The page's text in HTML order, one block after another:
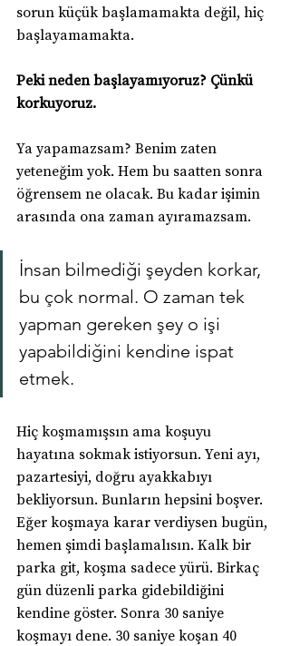
sorun küçük başlamamakta değil, hiç
başlayamamakta.
Peki neden başlayamıyoruz? Çünkü
korkuyoruz.
Ya yapamazsam? Benim zaten
yeteneğim yok. Hem bu saatten sonra
öğrensem ne olacak. Bu kadar işimin
arasında ona zaman ayıramazsam.
İnsan bilmediği şeyden korkar,
bu çok normal. O zaman tek
yapman gereken şey o işi
yapabildiğini kendine ispat
etmek.
Hiç koşmamışsın ama koşuyu
hayatına sokmak istiyorsun. Yeni ayı,
pazartesiyi, doğru ayakkabıyı
bekliyorsun. Bunların hepsini boşver.
Eğer koşmaya karar verdiysen bugün,
hemen şimdi başlamalısın. Kalk bir
parka git, koşma sadece yürü. Birkaç
gün düzenli parka gidebildiğini
kendine göster. Sonra 30 saniye
koşmayı dene. 30 saniye koşan 40